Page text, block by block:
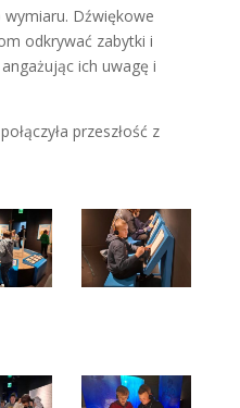
Dźwiękowe
odkrywać zabytki i
ich uwagę i
przeszłość z